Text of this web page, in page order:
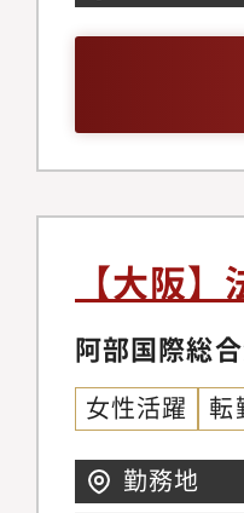
【大阪
阿部国際総
女性活躍 転
勤務地